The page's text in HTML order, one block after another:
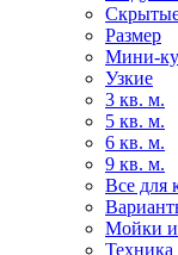
Размер
Мини-
Узкие
3 кв. м.
5 кв. м.
6 кв. м.
9 кв. м.
Все для
Мойки и
Техника